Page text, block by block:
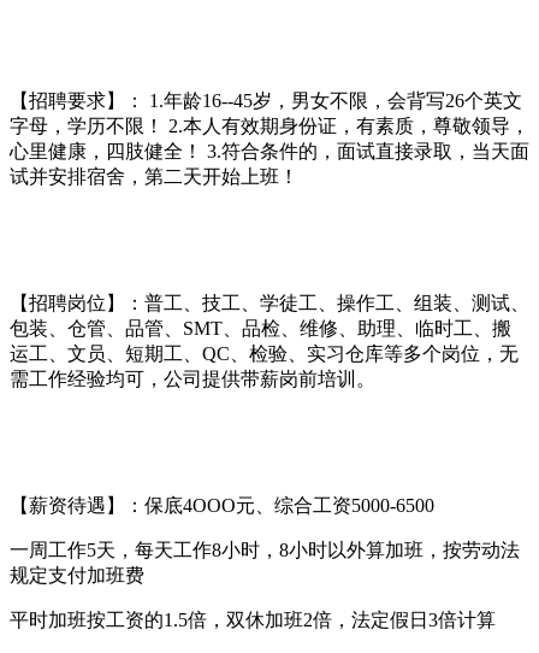
【招聘要求】： 1.年龄16--45岁，男女不限，会背写26个英文
字母，学历不限！ 2.本人有效期身份证，有素质，尊敬领导，
心里健康，四肢健全！ 3.符合条件的，面试直接录取，当天面
试并安排宿舍，第二天开始上班！
【招聘岗位】：普工、技工、学徒工、操作工、组装、测试、
包装、仓管、品管、SMT、品检、维修、助理、临时工、搬
运工、文员、短期工、QC、检验、实习仓库等多个岗位，无
需工作经验均可，公司提供带薪岗前培训。
【薪资待遇】：保底4OOO元、综合工资5000-6500
一周工作5天，每天工作8小时，8小时以外算加班，按劳动法
规定支付加班费
平时加班按工资的1.5倍，双休加班2倍，法定假日3倍计算